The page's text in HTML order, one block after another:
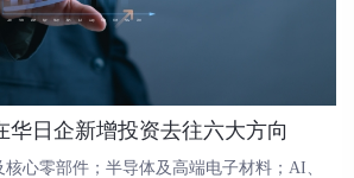
华日企新增投资去往六大方向
心零部件；半导体及高端电子材料；AI、